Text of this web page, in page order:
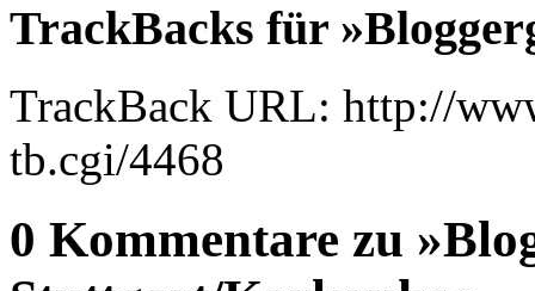
TrackBacks für
TrackBack URL: http://
tb.cgi/4468
0 Kommentare zu